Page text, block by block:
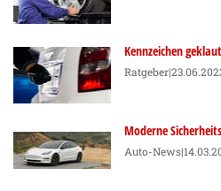
Kennzeichen geklaut
Ratgeber
Moderne
Auto-News